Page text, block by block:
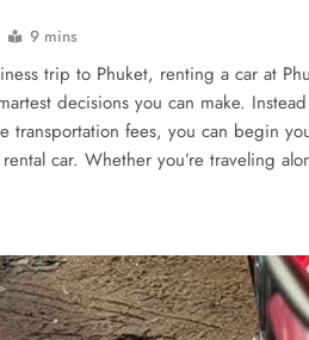
9 mins
trip to Phuket, renting a car at
decisions you can make.
transportation fees, you can begin
car. Whether you’re traveling